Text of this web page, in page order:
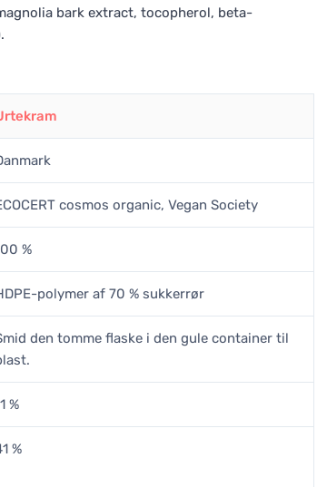
bark extract, tocopherol, beta-
cosmos organic, Vegan Society
%
polymer af 70 % sukkerrør
den tomme flaske i den gule container til
%
%